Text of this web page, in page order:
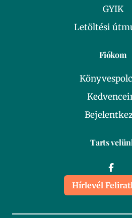
GYIK
Letöltési
Fiókom
Tarts
Hírlevél